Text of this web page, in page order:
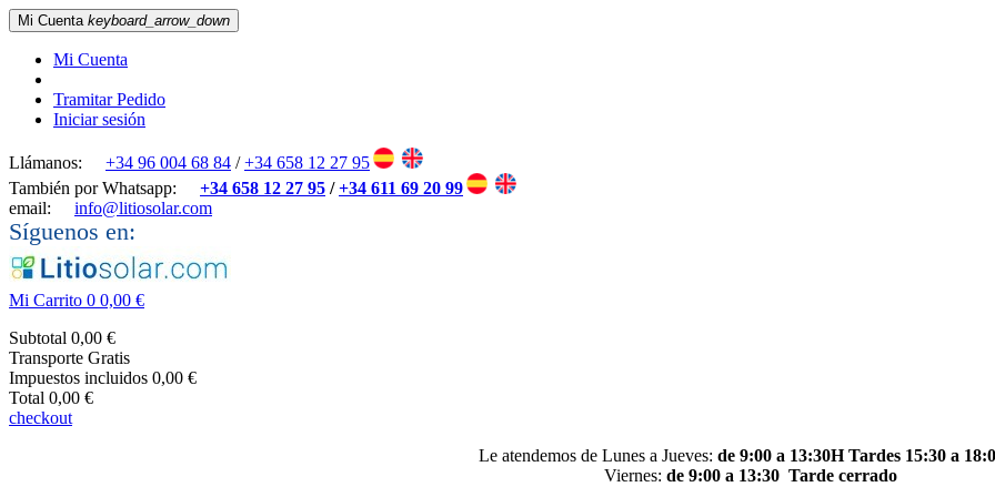
Mi Cuenta keyboard_arrow_down
Mi Cuenta
Tramitar Pedido
Iniciar sesión
Llámanos: +34 96 004 68 84 /+34 658 12 27 95
También por Whatsapp:
+34 658 12 27 95 /+34 611 69 20 99
email:
info@litiosolar.com
Síguenos en:
Mi Carrito 0 0,00 €
Subtotal 0,00 €
Transporte Gratis
Impuestos incluidos 0,00 €
Total 0,00 €
checkout
Le atendemos de Lunes a Jueves: de 9:00 a 13:30H Tardes 15:30 a
Viernes: de 9:00 a 13:30 Tarde cerrado